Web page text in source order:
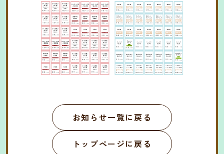
お知らせ一覧に戻る
トップページに戻る